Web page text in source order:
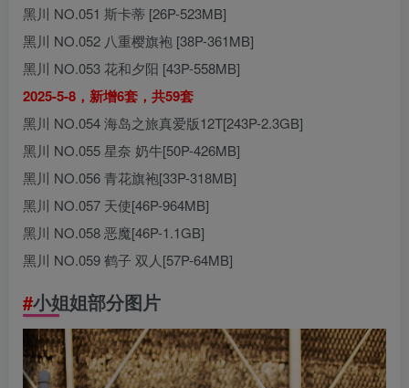
黑川 NO.051 斯卡蒂 [26P-523MB]
黑川 NO.052 八重樱旗袍 [38P-361MB]
黑川 NO.053 花和夕阳 [43P-558MB]
2025-5-8，新增6套，共59套
黑川 NO.054 海岛之旅真爱版12T[243P-2.3GB]
黑川 NO.055 星奈 奶牛[50P-426MB]
黑川 NO.056 青花旗袍[33P-318MB]
黑川 NO.057 天使[46P-964MB]
黑川 NO.058 恶魔[46P-1.1GB]
黑川 NO.059 鹤子 双人[57P-64MB]
#小姐姐部分图片